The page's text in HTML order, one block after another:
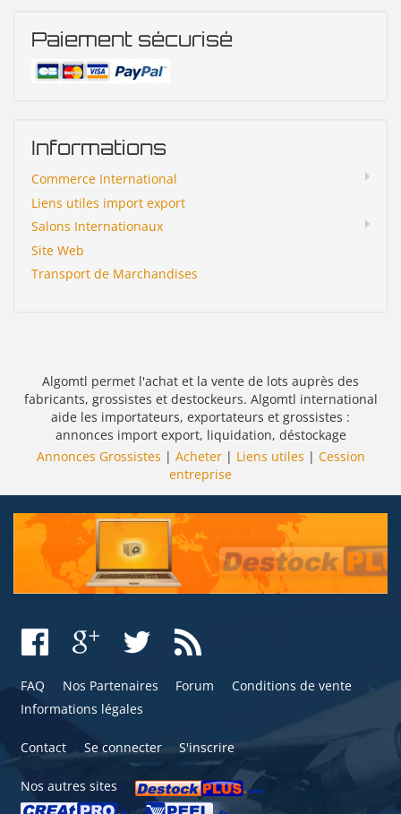
Paiement sécurisé
Informations
Commerce International
Liens utiles import export
Salons Internationaux
Site Web
Transport de Marchandises
Algomtl permet l'achat et la vente de lots auprès des
fabricants, grossistes et destockeurs. Algomtl international
aide les importateurs, exportateurs et grossistes :
annonces import export, liquidation, déstockage
Annonces Grossistes | Acheter| Liens utiles | Cession
entreprise
FAQ Nos Partenaires Forum
Conditions de vente
Informations légales
Contact Se connecter S'inscrire
Nos autres sites